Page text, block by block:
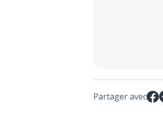
Partager avec